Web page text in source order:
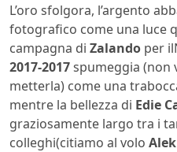
L’oro sfolgora, l’argento
fotografico come una luce
campagna di Zalando per il
2017-2017spumeggia (non
metterla) come una
mentre la bellezza di Edie
graziosamente largo tra i
colleghi(citiamo al volo